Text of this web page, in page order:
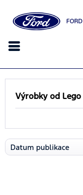
FORD
Výrobky od Lego